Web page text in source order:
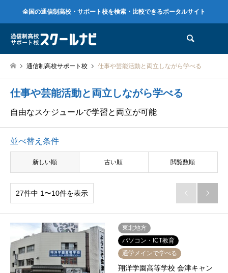
全国の通信制高校・サポート校を検索・比較できるポータルサイト
通信制高校サポート校 仕事や芸能活動と両立しながら学べる
仕事や芸能活動と両立しながら学べる
自由なスケジュールで学習と両立が可能
並べ替え条件
新しい順 古い順 閲覧数順
27件中 1〜10件を表示  
東北地方
パソコン・ICT教育
通学メインで学べる
翔洋学園高等学校 会津キャン